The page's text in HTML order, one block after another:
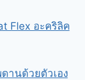
Flex อะคริลิค
านด้วยตัวเอง